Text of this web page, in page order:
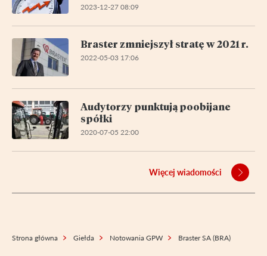
2023-12-27 08:09
Braster zmniejszył stratę w 2021 r.
2022-05-03 17:06
Audytorzy punktują poobijane
spółki
2020-07-05 22:00
Więcej wiadomości
Strona główna Giełda Notowania GPW Braster SA (BRA)